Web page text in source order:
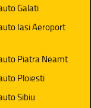
Galati
Iasi Aeroport
Piatra Neamt
Ploiesti
Sibiu